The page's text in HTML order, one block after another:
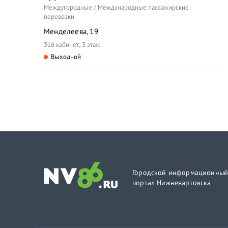
Междугородные / Международные пассажирские
перевозки
Менделеева, 19
316 кабинет; 3 этаж
Выходной
Городской информационный
портал Нижневартовска